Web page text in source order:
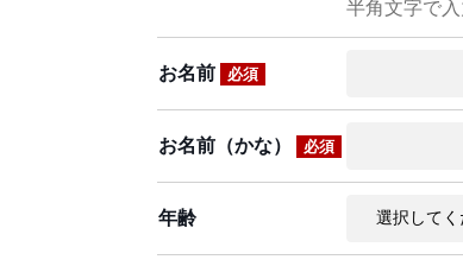
半角文字で入
お名前 必須
お名前（かな） 必須
年齢